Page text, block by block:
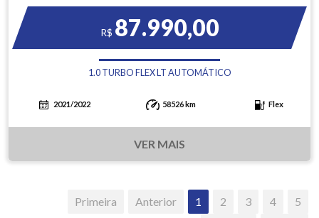
R$ 87.990,00
1.0 TURBO FLEX LT AUTOMÁTICO
2021/2022 58526 km Flex
VER MAIS
Primeira Anterior 1 2 3 4
5